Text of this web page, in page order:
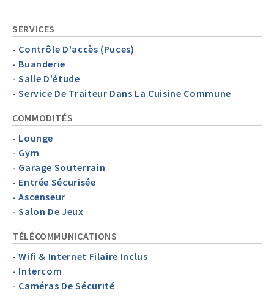
SERVICES
- Contrôle D'accès (Puces)
- Buanderie
- Salle D'étude
- Service De Traiteur Dans La Cuisine Commune
COMMODITÉS
- Lounge
- Gym
- Garage Souterrain
- Entrée Sécurisée
- Ascenseur
- Salon De Jeux
TÉLÉCOMMUNICATIONS
- Wifi & Internet Filaire Inclus
- Intercom
- Caméras De Sécurité